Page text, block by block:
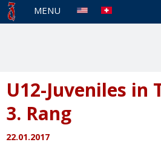
MENU
U12-Juveniles in
3. Rang
22.01.2017